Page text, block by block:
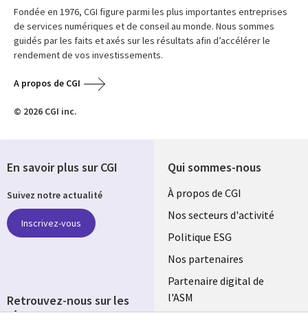
Fondée en 1976, CGI figure parmi les plus importantes entreprises
de services numériques et de conseil au monde. Nous sommes
guidés par les faits et axés sur les résultats afin d’accélérer le
rendement de vos investissements.
A propos de CGI
© 2026 CGI inc.
Qui sommes-nous
Useful
links
FRANCE
À propos de CGI
Nos secteurs d'activité
Politique ESG
Nos partenaires
Partenaire digital de
l'ASM
En savoir plus sur CGI
Suivez notre actualité
Inscrivez-vous
Retrouvez-nous sur les
réseaux